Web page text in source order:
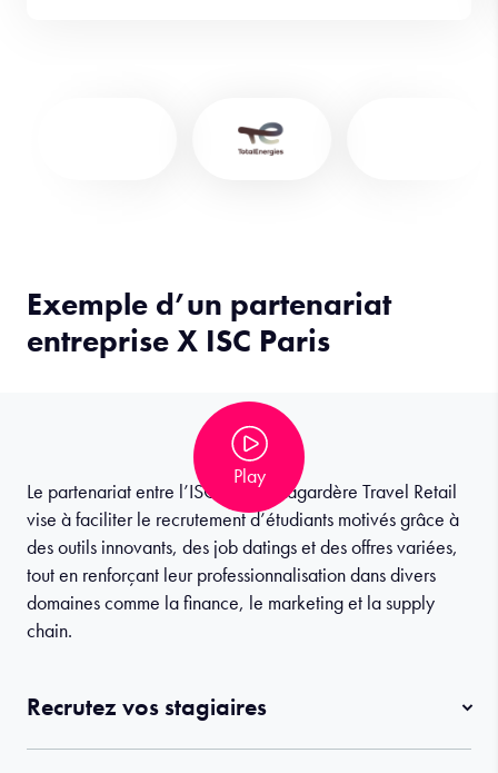
Exemple d’un partenariat
entreprise X ISC Paris
Play
Le partenariat entre l’ISC Paris et Lagardère Travel Retail
vise à faciliter le recrutement d’étudiants motivés grâce à
des outils innovants, des job datings et des offres variées,
tout en renforçant leur professionnalisation dans divers
domaines comme la finance, le marketing et la supply
chain.
Recrutez vos stagiaires